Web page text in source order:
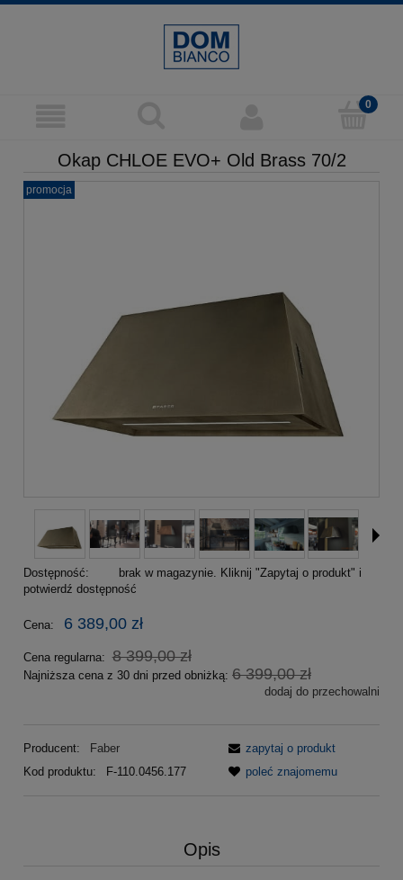
Okap CHLOE EVO+ Old Brass 70/2
promocja
Dostępność:
brak w magazynie. Kliknij "Zapytaj o produkt" i
potwierdź dostępność
Cena: 6 389,00 zł
Cena regularna: 8 399,00 zł
Najniższa cena z 30 dni przed obniżką: 6 399,00 zł
dodaj do przechowalni
Producent:
Faber
Kod produktu:
F-110.0456.177
zapytaj o produkt
poleć znajomemu
Opis